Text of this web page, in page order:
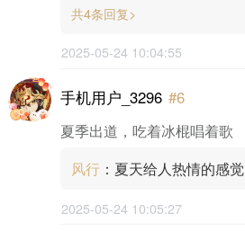
共4条回复>
2025-05-24 10:04:55
手机用户_3296 #6
夏季出道，吃着冰棍唱着歌
风行：夏天给人热情的感觉
2025-05-24 10:05:27